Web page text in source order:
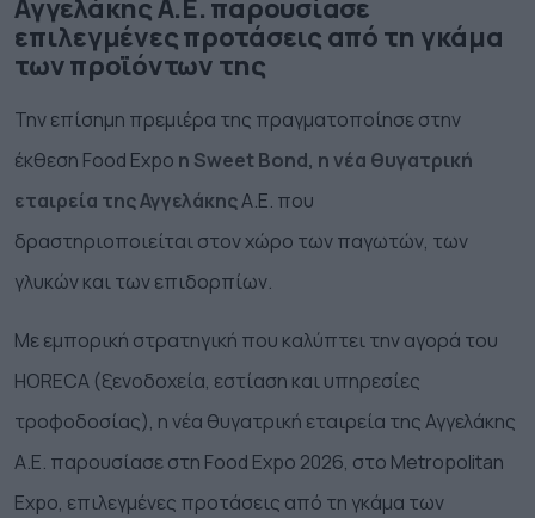
Αγγελάκης Α.Ε. παρουσίασε
επιλεγμένες προτάσεις από τη γκάμα
των προϊόντων της
Την επίσημη πρεμιέρα της πραγματοποίησε στην
έκθεση Food Expo η Sweet Bond, η νέα θυγατρική
εταιρεία της ΑγγελάκηςΑ.Ε. που
δραστηριοποιείταιστον χώρο των παγωτών, των
γλυκών και των επιδορπίων.
Με εμπορική στρατηγική που καλύπτει την αγορά του
HORECA (ξενοδοχεία, εστίαση και υπηρεσίες
τροφοδοσίας), η νέα θυγατρική εταιρεία της Αγγελάκης
Α.Ε. παρουσίασε στη Food Expo 2026, στο Metropolitan
Expo, επιλεγμένες προτάσεις από τη γκάμα των